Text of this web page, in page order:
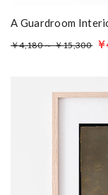
A Guardroom
￥4,180 ～ ￥15,300